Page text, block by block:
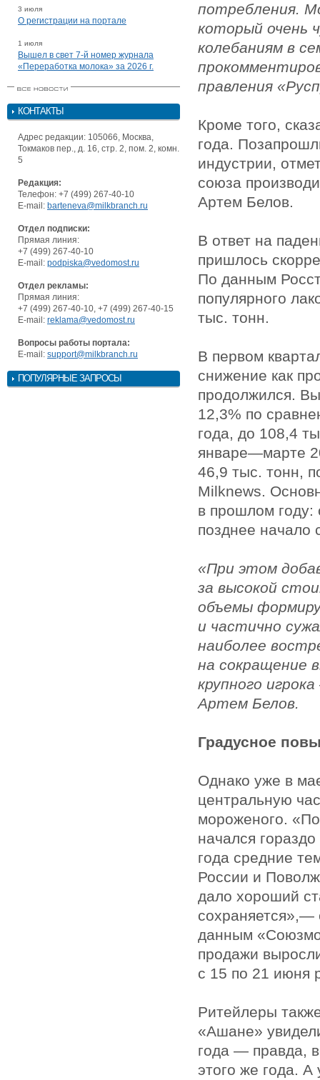
3 июля
О регистрации на портале
1 июля
Вышел в свет 7-й номер журнала
«Переработка молока» за 2026 г.
КОНТАКТЫ
Адрес редакции: 105066, Москва,
Токмаков пер., д. 16, стр. 2, пом. 2, комн.
5
Редакция:
Телефон: +7 (499) 267-40-10
E-mail: barteneva@milkbranch.ru
Отдел подписки:
Прямая линия:
+7 (499) 267-40-10
E-mail: podpiska@vedomost.ru
Отдел рекламы:
Прямая линия:
+7 (499) 267-40-10, +7 (499) 267-40-15
E-mail: reklama@vedomost.ru
Вопросы работы портала:
E-mail: support@milkbranch.ru
ПОПУЛЯРНЫЕ ЗАПРОСЫ
потребления.
который очень
колебаниям в
правления
Кроме того,
года.
индустрии,
союза
Артем Белов.
В ответ на
пришлось
По данным
популярного
тыс. тонн.
В первом
снижение как
продолжился.
12,3% по
года, до 108,4
январе—марте
46,9 тыс. тонн,
Milknews.
в прошлом году:
позднее начало
«При этом
за высокой
объемы
и частично
наиболее
на сокращение
крупного
Артем Белов.
Градусное
Однако уже в
центральную
мороженого.
начался
года средние
России и
дало хороший
данным
продажи
с 15 по 21 июня
Ритейлеры
«Ашане»
года — правда,
этого же года. А